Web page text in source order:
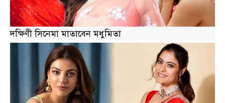
দক্ষিণী সিনেমা মাতাবেন মধুমিতা